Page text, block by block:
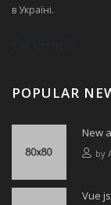
в Україні.
POPULAR
New
by
Vue